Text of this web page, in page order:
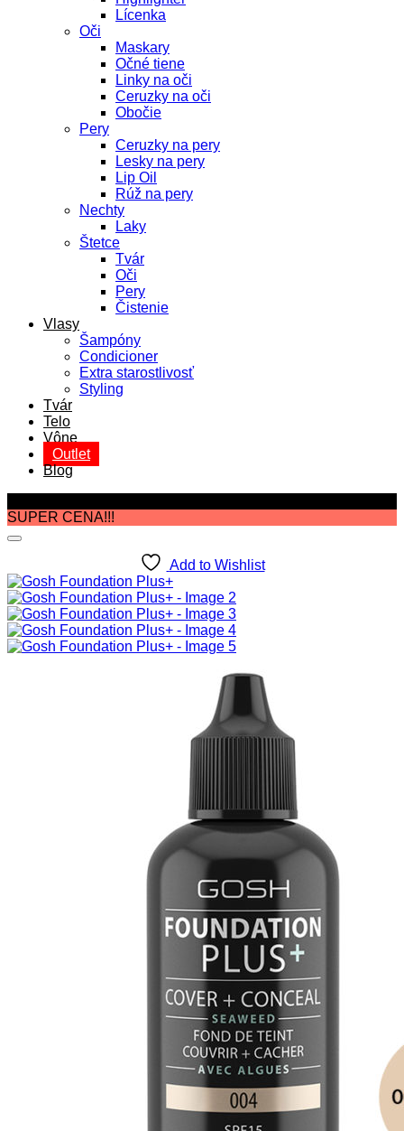
Lícenka
Oči
Maskary
Očné tiene
Linky na oči
Ceruzky na oči
Obočie
Pery
Ceruzky na pery
Lesky na pery
Lip Oil
Rúž na pery
Nechty
Laky
Štetce
Tvár
Oči
Pery
Čistenie
Vlasy
Šampóny
Condicioner
Extra starostlivosť
Styling
Tvár
Telo
Vône
Outlet
Blog
SUPER CENA!!!
Add to Wishlist